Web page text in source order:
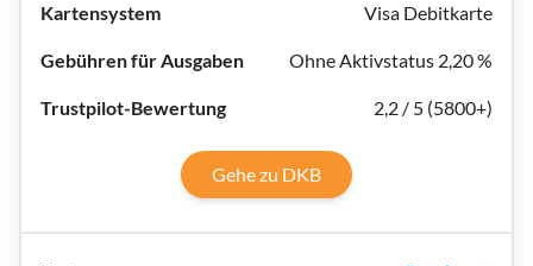
Visa Debitkarte
Ohne Aktivstatus 2,20 %
2,2 / 5 (5800+)
Gehe zu DKB